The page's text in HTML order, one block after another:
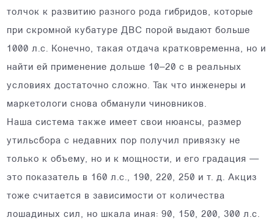
толчок к развитию разного рода гибридов, которые
при скромной кубатуре ДВС порой выдают больше
1000 л.с. Конечно, такая отдача кратковременна, но и
найти ей применение дольше 10–20 с в реальных
условиях достаточно сложно. Так что инженеры и
маркетологи снова обманули чиновников.
Наша система также имеет свои нюансы, размер
утильсбора с недавних пор получил привязку не
только к объему, но и к мощности, и его градация —
это показатель в 160 л.с., 190, 220, 250 и т. д. Акциз
тоже считается в зависимости от количества
лошадиных сил, но шкала иная: 90, 150, 200, 300 л.с.